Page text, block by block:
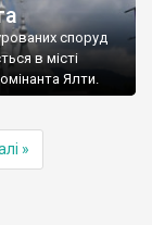
споруд
в місті
Ялти.
»